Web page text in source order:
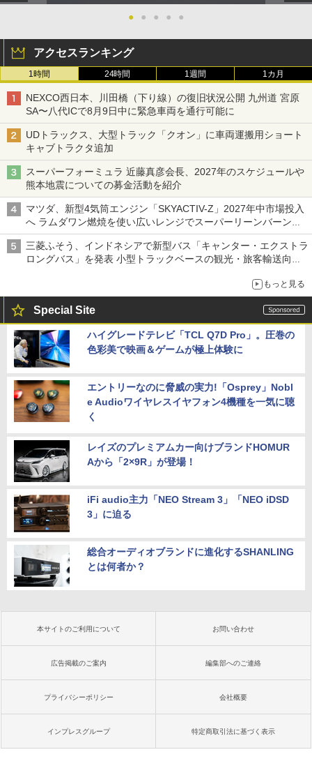
● ● ● ● ●
アクセスランキング
1時間 24時間 1週間 1カ月
NEXCO西日本、川田橋（下り線）の復旧状況公開 九州道 宮原
SA〜八代ICで8月9日中に緊急車両を通行可能に
UDトラックス、大型トラック「クオン」に車両運搬用ショート
キャブトラクタ追加
スーパーフォーミュラ 近藤真彦会長、2027年のスケジュールや
熊本地震についての募金活動を紹介
マツダ、新型4気筒エンジン「SKYACTIV-Z」2027年中市場投入
へ ラムダワン燃焼を使い広いレンジでスーパーリーンバーン燃
焼を実現
三菱ふそう、インドネシアで新型バス「キャンター・エクストラ
ロングバス」を発表 小型トラックベースの観光・旅客輸送向け
もっと見る
Special Site
ハイグレードテレビ「TCL Q7D Pro」。圧巻の
色彩美で映画＆ゲームが極上体験に
エントリーなのに脅威の実力!「Osprey」Nobl
e Audioワイヤレスイヤフォン4機種を一気に聴
く
レイズのプレミアムカー向けブランドHOMUR
Aから「2×9R」が登場！
iFi audio主力「NEO Stream 3」「NEO iDSD
3」に迫る
総合オーディオブランドに進化するSHANLING
とは何者か？
本サイトのご利用について お問い合わせ
広告掲載のご案内 編集部へのご連絡
プライバシーポリシー 会社概要
インプレスグループ 特定商取引法に基づく表示